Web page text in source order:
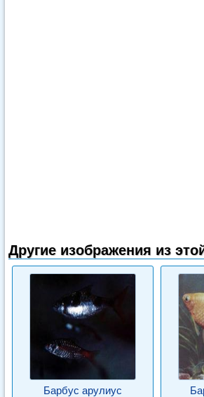
Другие изображения из
Барбус арулиус